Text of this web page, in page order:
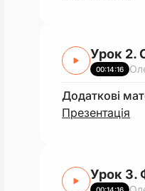
Урок 2.
00:14:16
Додаткові
Презентація
Урок 3.